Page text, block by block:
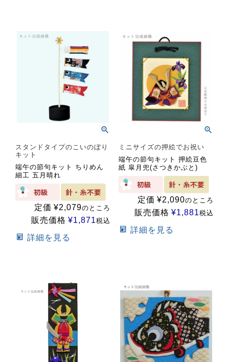
スタンドタイプのこいのぼり
キット
端午の節句キット ちりめん
細工 五月晴れ
定価 ¥2,079のところ
販売価格 ¥1,871税込
詳細を見る
ミニサイズの押絵でお祝い
端午の節句キット 押絵豆色
紙 皐月兜(さつきかぶと)
定価 ¥2,090のところ
販売価格 ¥1,881税込
詳細を見る